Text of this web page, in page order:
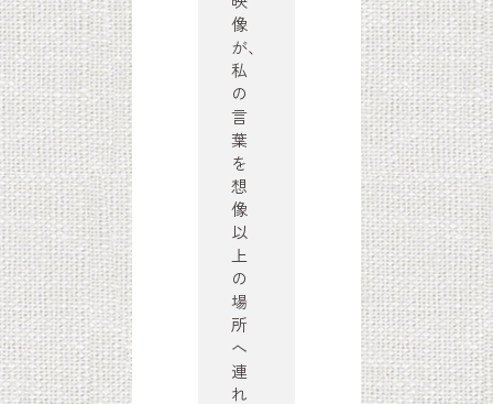
像
が、
私
の
言
葉
を
想
像
以
上
の
場
所
へ
連
れ